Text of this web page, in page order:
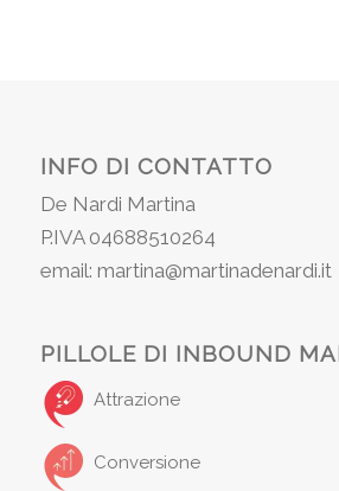
INFO DI CONTATTO
De Nardi Martina
P.IVA 04688510264
email: martina@martinadenardi.it
PILLOLE DI INBOUND
Attrazione
Conversione